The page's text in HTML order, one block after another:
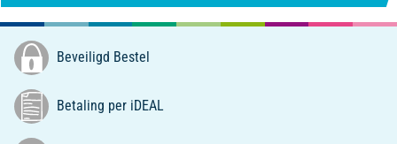
Beveiligd Bestel
Betaling per iDEAL